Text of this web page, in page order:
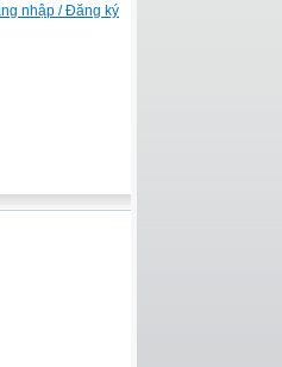
nhập / Đăng ký